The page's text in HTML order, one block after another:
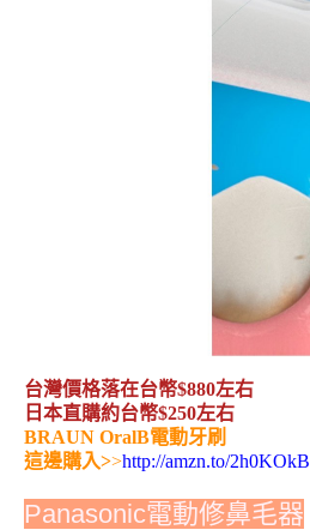
台灣價格落在台幣$880左右
日本直購約台幣$250左右
BRAUN OralB電動牙刷
這邊購入>>http://amzn.to/2h0KOkB
Panasonic電動修鼻毛器